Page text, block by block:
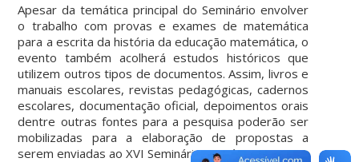
Apesar da temática principal do Seminário envolver
o trabalho com provas e exames de matemática
para a escrita da história da educação matemática, o
evento também acolherá estudos históricos que
utilizem outros tipos de documentos. Assim, livros e
manuais escolares, revistas pedagógicas, cadernos
escolares, documentação oficial, depoimentos orais
dentre outras fontes para a pesquisa poderão ser
mobilizadas para a elaboração de propostas a
serem enviadas ao XVI Seminário Temático.